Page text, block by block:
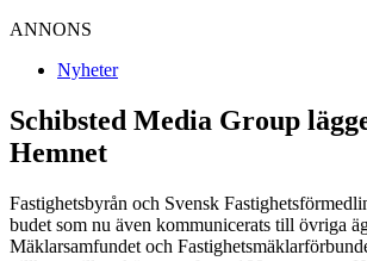
ANNONS
Nyheter
Schibsted Media Group
Hemnet
Fastighetsbyrån och Svensk
budet som nu även kommunicerats till övriga
Mäklarsamfundet och